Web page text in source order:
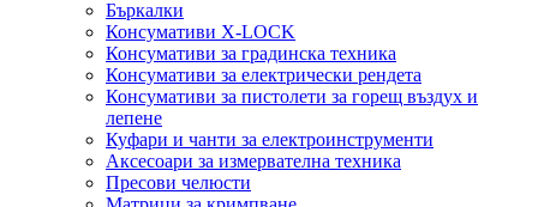
Бъркалки
Консумативи X-LOCK
Консумативи за градинска техника
Консумативи за електрически рендета
Консумативи за пистолети за горещ въздух и
лепене
Куфари и чанти за електроинструменти
Аксесоари за измервателна техника
Пресови челюсти